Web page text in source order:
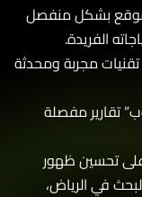
بشكل منفصل
الفريدة.
مجربة ومحدثة
مفصلة
تحسين ظهور
في الرياض،